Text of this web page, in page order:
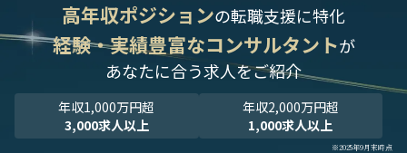
高年収ポジションの転職支援に特化
経験・実績豊富なコンサルタントが
あなたに合う求人をご紹介
年収1,000万円超
3,000求人以上
年収2,000万円超
1,000求人以上
※2025年9月末時点